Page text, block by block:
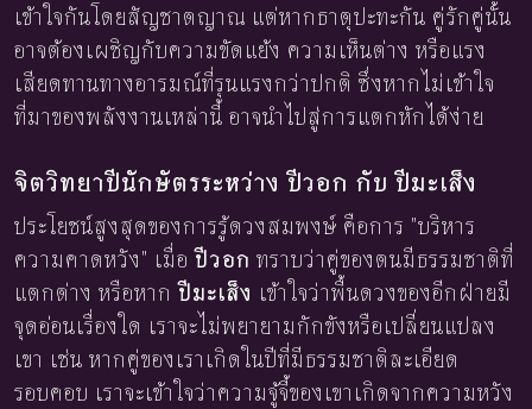
เข้าใจกันโดยสัญชาตญาณ แต่หากธาตุปะทะกัน คู่รักคู่นั้น
อาจต้องเผชิญกับความขัดแย้ง ความเห็นต่าง หรือแรง
เสียดทานทางอารมณ์ที่รุนแรงกว่าปกติ ซึ่งหากไม่เข้าใจ
ที่มาของพลังงานเหล่านี้ อาจนำไปสู่การแตกหักได้ง่าย
จิตวิทยาปีนักษัตรระหว่าง ปีวอก กับ ปีมะเส็ง
ประโยชน์สูงสุดของการรู้ดวงสมพงษ์ คือการ "บริหาร
ความคาดหวัง" เมื่อปีวอก ทราบว่าคู่ของตนมีธรรมชาติที่
แตกต่าง หรือหากปีมะเส็ง เข้าใจว่าพื้นดวงของอีกฝ่ายมี
จุดอ่อนเรื่องใด เราจะไม่พยายามกักขังหรือเปลี่ยนแปลง
เขา เช่น หากคู่ของเราเกิดในปีที่มีธรรมชาติละเอียด
รอบคอบ เราจะเข้าใจว่าความจู้จี้ของเขาเกิดจากความหวัง